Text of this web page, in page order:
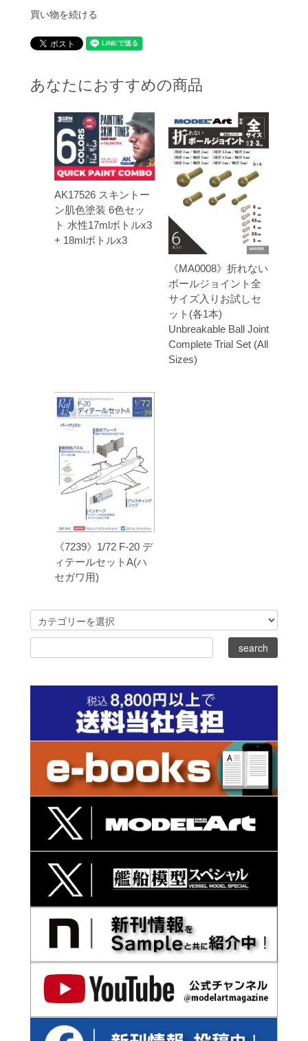
買い物を続ける
あなたにおすすめの商品
AK17526 スキントー
ン肌色塗装 6色セッ
ト 水性17mlボトルx3
+ 18mlボトルx3
《MA0008》折れない
ボールジョイント全
サイズ入りお試しセ
ット(各1本)
Unbreakable Ball Joint
Complete Trial Set (All
Sizes)
《7239》1/72 F-20 デ
ィテールセットA(ハ
セガワ用)